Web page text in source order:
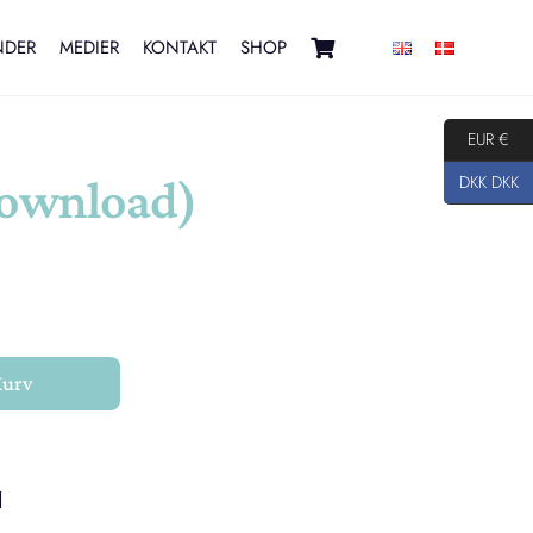
MEDIER KONTAKT SHOP
EUR €
DKK DKK